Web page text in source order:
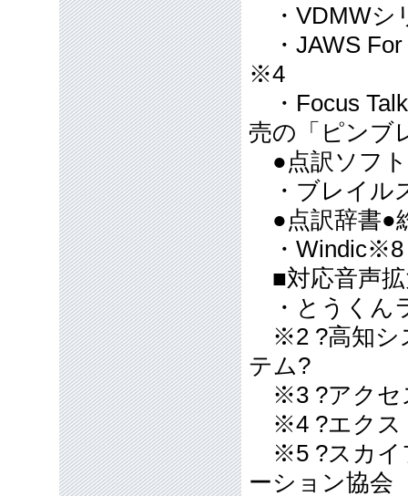
・VDMWシ
・JAWS For
※4
・Focus
売の「ピンブ
●点訳ソフト
・ブレイル
●点訳辞書●
・Windic※8
■対応音声拡
・とうくん
※2 ?高知シ
テム?
※3 ?アクセ
※4 ?エクス
※5 ?スカイ
ーション協会